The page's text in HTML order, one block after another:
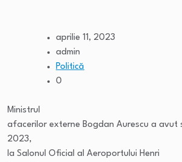
aprilie 11, 2023
admin
Politică
0
Ministrul
afacerilor externe Bogdan Aurescu a avut
2023,
la Salonul Oficial al Aeroportului Henri